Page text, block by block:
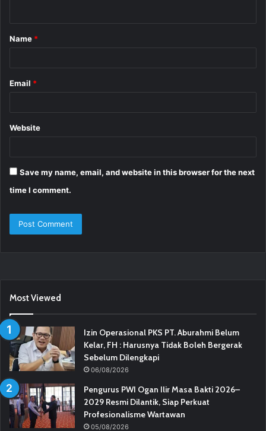
*
Name *
Email *
Website
Save my name, email, and website in this browser for the next
time I comment.
Most Viewed
Izin Operasional PKS PT. Aburahmi Belum
Kelar, FH : Harusnya Tidak Boleh Bergerak
Sebelum Dilengkapi
06/08/2026
Pengurus PWI Ogan Ilir Masa Bakti 2026–
2029 Resmi Dilantik, Siap Perkuat
Profesionalisme Wartawan
05/08/2026